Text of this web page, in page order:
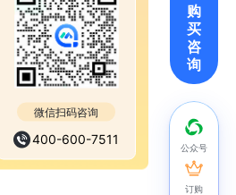
购
买
咨
询
微信扫码咨询
400-600-7511
公众号
订购